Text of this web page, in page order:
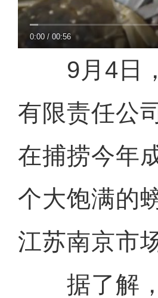
0:00 /00:56
9月4日，
有限责任公
在捕捞今年
个大饱满的
江苏南京市
据了解，